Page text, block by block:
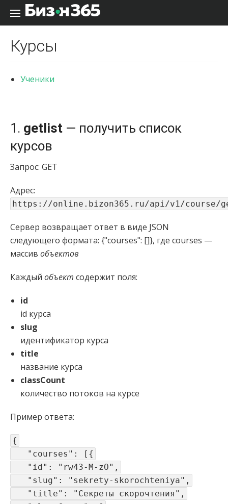
Перейти к содержанию
Курсы
Ученики
1. getlist — получить список
курсов
Запрос: GET
Адрес:
https://online.bizon365.ru/api/v1/course/
Сервер возвращает ответ в виде JSON
следующего формата: {"courses": []}, где courses —
массив объектов
Каждый объект содержит поля:
id
id курса
slug
идентификатор курса
title
название курса
classCount
количество потоков на курсе
Пример ответа:
{
"courses": [{
"id": "rw43-M-zO",
"slug": "sekrety-skorochteniya",
"title": "Секреты скорочтения",